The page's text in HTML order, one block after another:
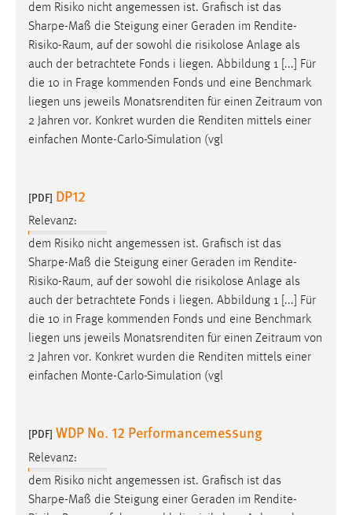
dem Risiko nicht angemessen ist. Grafisch ist das
Sharpe-Maß die Steigung einer Geraden im Rendite-
Risiko-Raum, auf der sowohl die risikolose Anlage als
auch der betrachtete Fonds i liegen. Abbildung 1 [...] Für
die 10 in Frage kommenden Fonds und eine Benchmark
liegen uns jeweils Monatsrenditen für einen Zeitraum von
2 Jahren vor. Konkret wurden die Renditen mittels einer
einfachen Monte-Carlo-Simulation (vgl
[PDF] DP12
Relevanz:
dem Risiko nicht angemessen ist. Grafisch ist das
Sharpe-Maß die Steigung einer Geraden im Rendite-
Risiko-Raum, auf der sowohl die risikolose Anlage als
auch der betrachtete Fonds i liegen. Abbildung 1 [...] Für
die 10 in Frage kommenden Fonds und eine Benchmark
liegen uns jeweils Monatsrenditen für einen Zeitraum von
2 Jahren vor. Konkret wurden die Renditen mittels einer
einfachen Monte-Carlo-Simulation (vgl
[PDF] WDP No. 12 Performancemessung
Relevanz:
dem Risiko nicht angemessen ist. Grafisch ist das
Sharpe-Maß die Steigung einer Geraden im Rendite-